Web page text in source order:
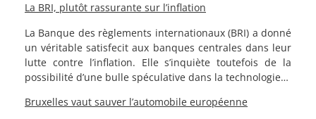
La BRI, plutôt rassurante sur l’inflation
La Banque des règlements internationaux (BRI) a donné
un véritable satisfecit aux banques centrales dans leur
lutte contre l’inflation. Elle s’inquiète toutefois de la
possibilité d’une bulle spéculative dans la technologie…
Bruxelles vaut sauver l’automobile européenne